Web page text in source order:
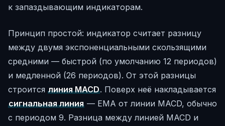
к запаздывающим индикаторам.
Принцип простой: индикатор считает разницу
между двумя экспоненциальными скользящими
средними — быстрой (по умолчанию 12 периодов)
и медленной (26 периодов). От этой разницы
строится линия MACD. Поверх неё накладывается
сигнальная линия— EMA от линии MACD, обычно
с периодом 9. Разница между линией MACD и